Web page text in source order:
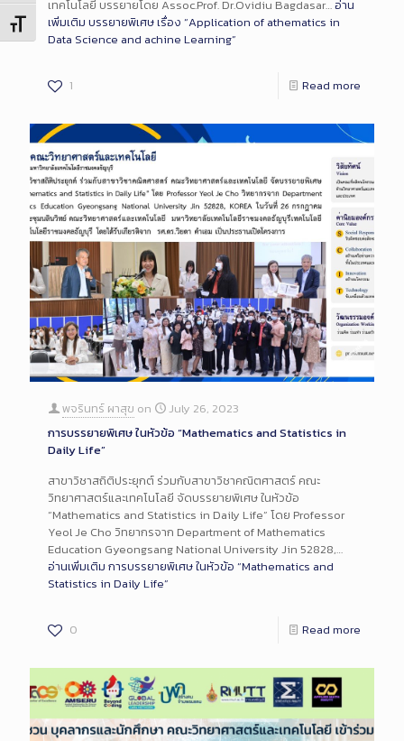
Toggle Font size
เทคโนโลยี บรรยายโดย Assoc.Prof. Dr.Ovidiu Bagdasar…อ่าน
เพิ่มเติม บรรยายพิเศษ เรื่อง “Application of athematics in
Data Science and achine Learning”
1 Read more
พจรินทร์ ผาสุข on
July 26, 2023
การบรรยายพิเศษ ในหัวข้อ “Mathematics and Statistics in
Daily Life”
สาขาวิชาสถิติประยุกต์ ร่วมกับสาขาวิชาคณิตศาสตร์ คณะ
วิทยาศาสตร์และเทคโนโลยี จัดบรรยายพิเศษ ในหัวข้อ
“Mathematics and Statistics in Daily Life” โดย Professor
Yeol Je Cho วิทยากรจาก Department of Mathematics
Education Gyeongsang National University Jin 52828,…
อ่านเพิ่มเติม การบรรยายพิเศษ ในหัวข้อ “Mathematics and
Statistics in Daily Life”
0 Read more